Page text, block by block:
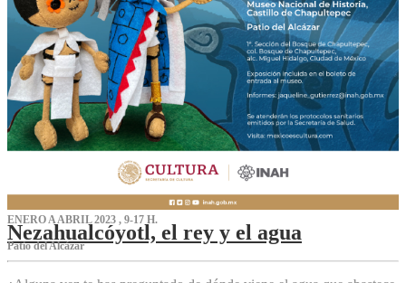
ENERO A ABRIL 2023 , 9-17 H.
Nezahualcóyotl, el rey y el agua
Patio del Alcázar